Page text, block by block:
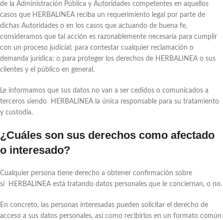
de la Administración Pública y Autoridades competentes en aquellos
casos que HERBALINEA reciba un requerimiento legal por parte de
dichas Autoridades o en los casos que actuando de buena fe,
consideramos que tal acción es razonablemente necesaria para cumplir
con un proceso judicial; para contestar cualquier reclamación o
demanda jurídica; o para proteger los derechos de HERBALINEA o sus
clientes y el público en general.
Le informamos que sus datos no van a ser cedidos o comunicados a
terceros siendo HERBALINEA la única responsable para su tratamiento
y custodia.
¿Cuáles son sus derechos como afectado
o interesado?
Cualquier persona tiene derecho a obtener confirmación sobre
si HERBALINEA está tratando datos personales que le conciernan, o no.
En concreto, las personas interesadas pueden solicitar el derecho de
acceso a sus datos personales, así como recibirlos en un formato común